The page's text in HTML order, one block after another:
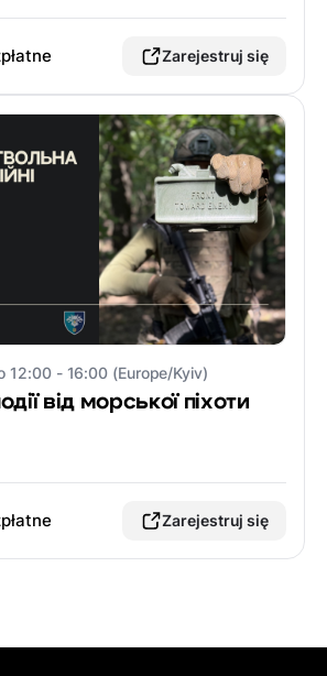
Zarejestruj się
12:00 - 16:00 (Europe/Kyiv)
від морської піхоти
Zarejestruj się